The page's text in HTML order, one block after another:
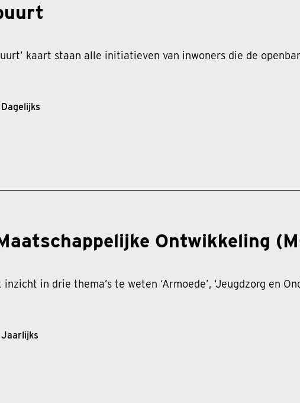
kaart staan alle initiatieven van inwoners die de
Ontwikkeling
in drie thema’s te weten ‘Armoede’, ‘Jeugdzorg en